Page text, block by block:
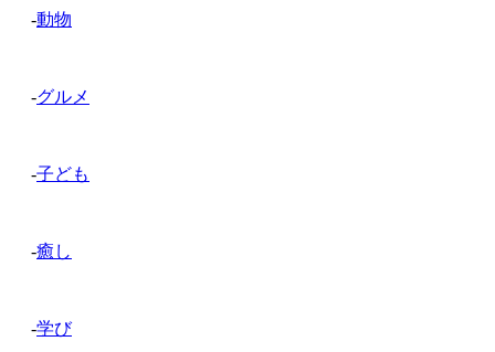
-動物
-グルメ
-子ども
-癒し
-学び